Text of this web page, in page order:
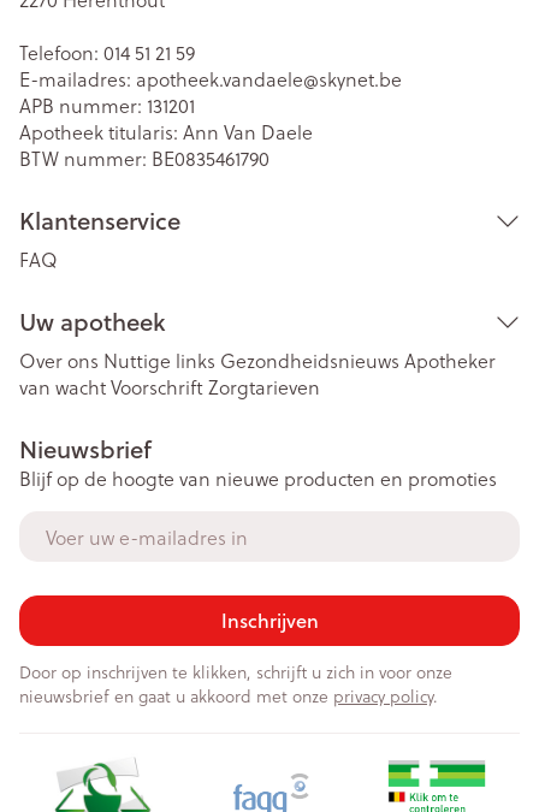
Telefoon: 014 51 21 59
E-mailadres: apotheek.vandaele@skynet.be
APB nummer: 131201
Apotheek titularis: Ann Van Daele
BTW nummer: BE0835461790
Klantenservice
FAQ
Uw apotheek
Over ons Nuttige links Gezondheidsnieuws Apotheker
van wachtVoorschriftZorgtarieven
Nieuwsbrief
Blijf op de hoogte van nieuwe producten en promoties
Inschrijven
Door op inschrijven te klikken, schrijft u zich in voor onze
nieuwsbrief en gaat u akkoord met onze privacy policy.